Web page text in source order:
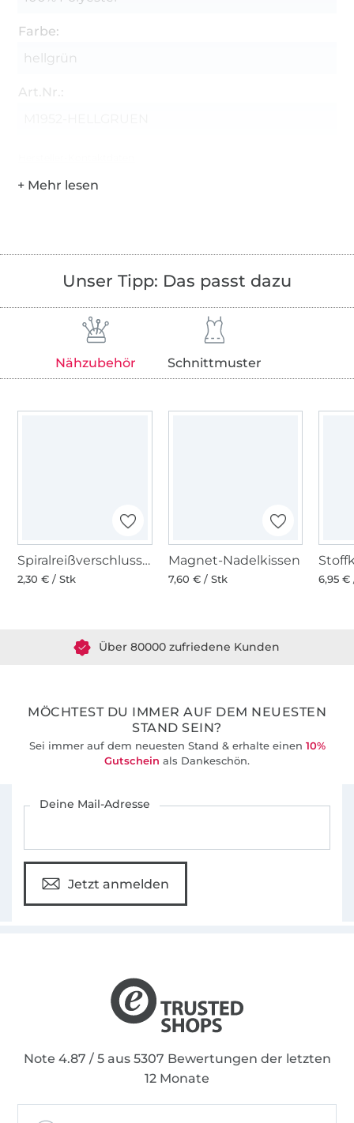
Farbe:
hellgrün
Art.Nr.:
Unser Tipp: Das passt dazu
Nähzubehör Schnittmuster
Spiralreißverschluss Schieber 4mm Smiley, silber
2,30 € / Stk
Magnet-Nadelkissen
7,60 € / Stk 6,95 €
Über 80000 zufriedene Kunden
MÖCHTEST DU IMMER AUF DEM NEUESTEN
STAND SEIN?
Sei immer auf dem neuesten Stand & erhalte einen 10%
Gutschein als Dankeschön.
Deine Mail-Adresse
Jetzt anmelden
Note 4.87 / 5 aus 5307 Bewertungen der letzten
12 Monate